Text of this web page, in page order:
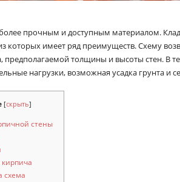
прочным и доступным материалом.
которых имеет ряд преимуществ. Схему
предполагаемой толщины и высоты стен. В
нагрузки, возможная усадка грунта и
[скрыть]
стены
кирпича
схема